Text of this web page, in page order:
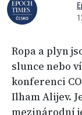
Ropa a plyn
slunce nebo
konferenci
Ilham Alijev.